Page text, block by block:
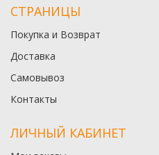
СТРАНИЦЫ
Покупка и Возврат
Доставка
Самовывоз
Контакты
ЛИЧНЫЙ КАБИНЕТ